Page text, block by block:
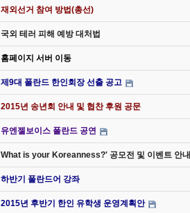
재외선거 참여 방법(총선)
국외 테러 피해 예방 대처법
홈페이지 서버 이동
제9대 폴란드 한인회장 선출 공고
2015년 송년회 안내 및 협찬 후원 공문
유엔젤보이스 폴란드 공연
What is your Koreanness?' 공모전 및 이벤트 안내
하반기 폴란드어 강좌
2015년 후반기 한인 유학생 운영계획안